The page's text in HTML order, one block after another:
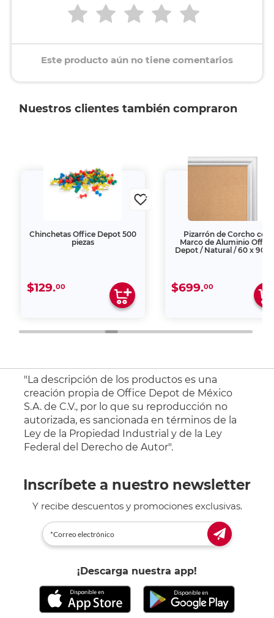
Este producto aún no tiene comentarios
Nuestros clientes también compraron
Chinchetas Office Depot 500
piezas
$129.00
Pizarrón de Corcho con
Marco de Aluminio Office
Depot / Natural / 60 x 90
$699.00
"La descripción de los productos es una
creación propia de Office Depot de México
S.A. de C.V., por lo que su reproducción no
autorizada, es sancionada en términos de la
Ley de la Propiedad Industrial y de la Ley
Federal del Derecho de Autor".
Inscríbete a nuestro newsletter
Y recibe descuentos y promociones exclusivas.
¡Descarga nuestra app!